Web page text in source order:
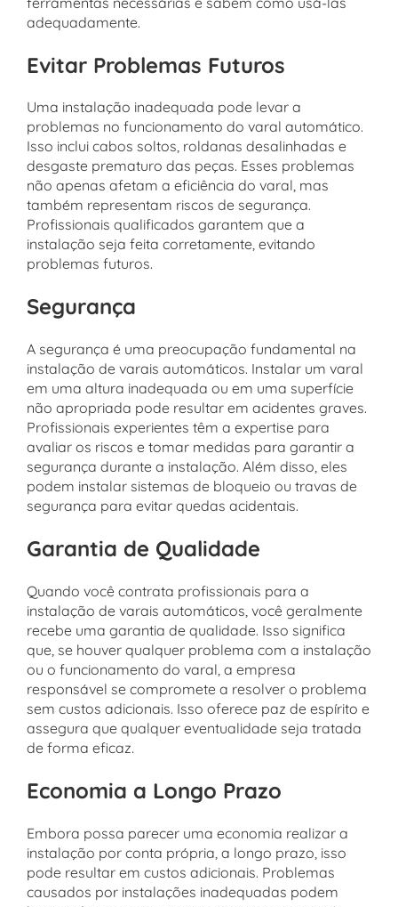
adequadamente.
Evitar Problemas Futuros
Uma instalação inadequada pode levar a
problemas no funcionamento do varal automático.
Isso inclui cabos soltos, roldanas desalinhadas e
desgaste prematuro das peças. Esses problemas
não apenas afetam a eficiência do varal, mas
também representam riscos de segurança.
Profissionais qualificados garantem que a
instalação seja feita corretamente, evitando
problemas futuros.
Segurança
A segurança é uma preocupação fundamental na
instalação de varais automáticos. Instalar um varal
em uma altura inadequada ou em uma superfície
não apropriada pode resultar em acidentes graves.
Profissionais experientes têm a expertise para
avaliar os riscos e tomar medidas para garantir a
segurança durante a instalação. Além disso, eles
podem instalar sistemas de bloqueio ou travas de
segurança para evitar quedas acidentais.
Garantia de Qualidade
Quando você contrata profissionais para a
instalação de varais automáticos, você geralmente
recebe uma garantia de qualidade. Isso significa
que, se houver qualquer problema com a instalação
ou o funcionamento do varal, a empresa
responsável se compromete a resolver o problema
sem custos adicionais. Isso oferece paz de espírito e
assegura que qualquer eventualidade seja tratada
de forma eficaz.
Economia a Longo Prazo
Embora possa parecer uma economia realizar a
instalação por conta própria, a longo prazo, isso
pode resultar em custos adicionais. Problemas
causados por instalações inadequadas podem